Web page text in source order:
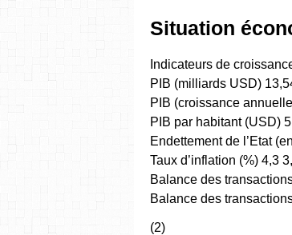
Situation
Indicateurs de
PIB (milliards USD)
PIB (croissance
PIB par habitant (USD)
Endettement de l’Etat
Taux d’inflation (%) 4,3
Balance des
Balance des
(2)